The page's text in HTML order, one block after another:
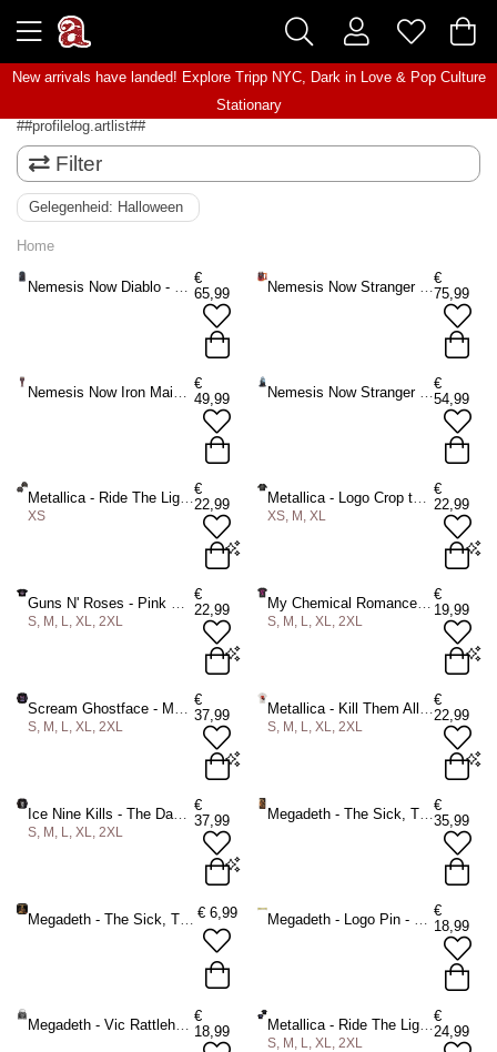
New arrivals have landed! Explore Tripp NYC, Dark in Love& Pop Culture
Stationary
##profilelog.artlist##
Filter
Gelegenheid: Halloween
Home
Nemesis Now Diablo - Diablo® IV Hells Gate Bookend Boekensteun - Multicolours
€
65,99
Nemesis Now Stranger Things - Stranger Things Hellfire Club Tankard Bierpul - Multicolours
€
75,99
Nemesis Now Iron Maiden - Iron Maiden Can I Play With Madness Goblet Kelk - Multicolours
€
49,99
Nemesis Now Stranger Things - Stranger Things Demodog Box Decoratieve opbergdoos - Multicolours
€
54,99
Metallica - Ride The Lightning Crop top - Zwart
XS
€
22,99
XS
ADD TO BAG
Metallica - Logo Crop top - Zwart
XS, M, XL
€
22,99
XS
ADD TO BAG
Guns N' Roses - Pink Bullet Crop top - Zwart
S, M, L, XL, 2XL
€
22,99
S
ADD TO BAG
My Chemical Romance - March Heren Tshirt - Zwart
S, M, L, XL, 2XL
€
19,99
S
ADD TO BAG
Scream Ghostface - Metal Longsleeve shirt - Zwart
S, M, L, XL, 2XL
€
37,99
S
ADD TO BAG
Metallica - Kill Them All Splats Heren Tshirt - Wit
S, M, L, XL, 2XL
€
22,99
S
Ice Nine Kills - The Dance Never Ends Longsleeve shirt - Zwart
S, M, L, XL, 2XL
€
37,99
S
Megadeth - The Sick, The Dying And The Dead Textiel Poster - Multicolours
€
35,99
Megadeth - The Sick, The Dying And The Dead Patch - Zwart € 6,99 Megadeth - Logo Pin - Zilverkleurig/Geel
€
18,99
Megadeth - Vic Rattlehead Pin - Zilverkleurig
€
18,99
Metallica - Ride The Lightning Crop top - Zwart
S, M, L, XL, 2XL
€
24,99